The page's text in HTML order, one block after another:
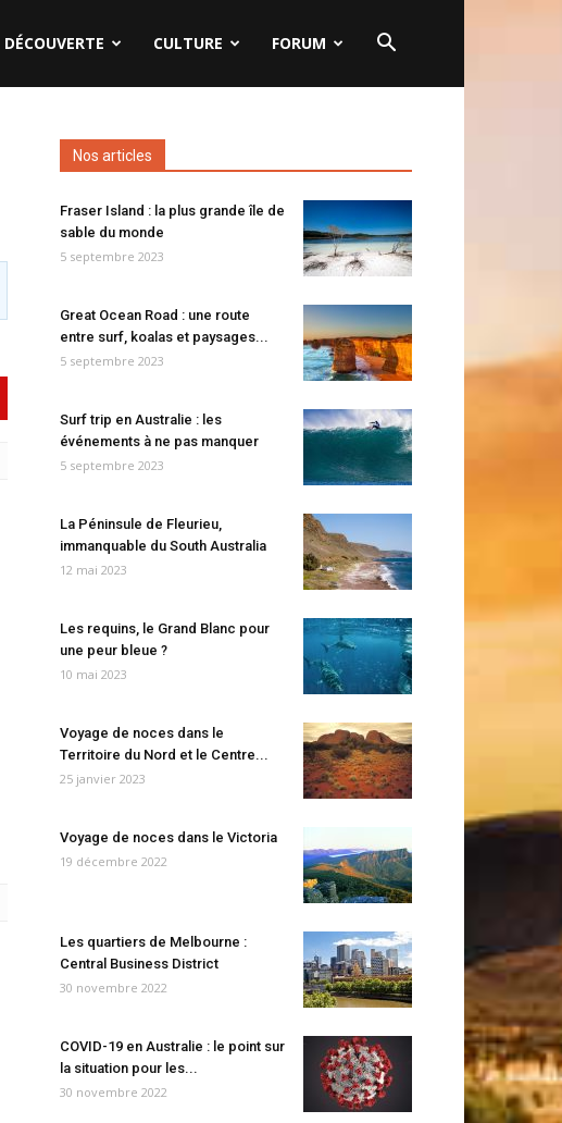
DÉCOUVERTE CULTURE FORUM
Nos articles
Fraser Island : la plus grande île de
sable du monde
5 septembre 2023
Great Ocean Road : une route
entre surf, koalas et paysages...
5 septembre 2023
Surf trip en Australie : les
événements à ne pas manquer
5 septembre 2023
La Péninsule de Fleurieu,
immanquable du South Australia
12 mai 2023
Les requins, le Grand Blanc pour
une peur bleue ?
10 mai 2023
Voyage de noces dans le
Territoire du Nord et le Centre...
25 janvier 2023
Voyage de noces dans le Victoria
19 décembre 2022
Les quartiers de Melbourne :
Central Business District
30 novembre 2022
COVID-19 en Australie : le point sur
la situation pour les...
30 novembre 2022